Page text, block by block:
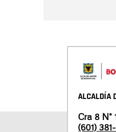
ALCALDÍA
Cra 8 N°
(601)